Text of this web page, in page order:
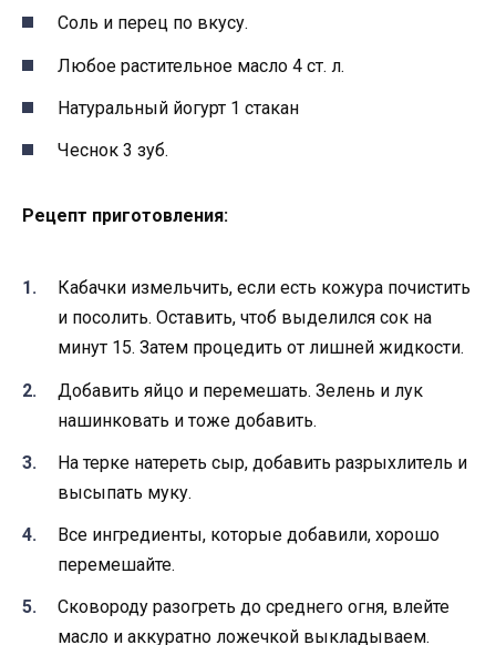
Соль и перец по вкусу.
Любое растительное масло 4 ст. л.
Натуральный йогурт 1 стакан
Чеснок 3 зуб.
Рецепт приготовления:
Кабачки измельчить, если есть кожура почистить
и посолить. Оставить, чтоб выделился сок на
минут 15. Затем процедить от лишней жидкости.
Добавить яйцо и перемешать. Зелень и лук
нашинковать и тоже добавить.
На терке натереть сыр, добавить разрыхлитель и
высыпать муку.
Все ингредиенты, которые добавили, хорошо
перемешайте.
Сковороду разогреть до среднего огня, влейте
масло и аккуратно ложечкой выкладываем.